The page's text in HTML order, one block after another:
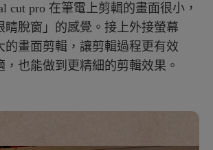
cut pro 在筆電上剪輯的畫面很小，
睛脫窗」的感覺。接上外接螢幕
的畫面剪輯，讓剪輯過程更有效
，也能做到更精細的剪輯效果。